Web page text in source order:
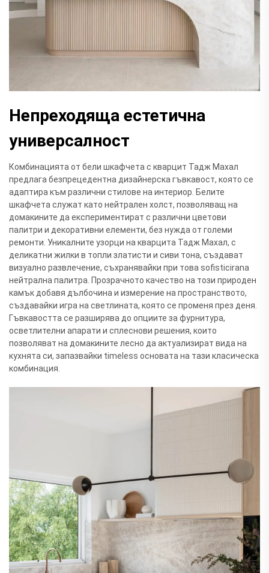
Непреходяща естетична
универсалност
Комбинацията от бели шкафчета с кварцит Тадж Махал
предлага безпрецедентна дизайнерска гъвкавост, която се
адаптира към различни стилове на интериор. Белите
шкафчета служат като нейтрален холст, позволяващ на
домакините да експериментират с различни цветови
палитри и декоративни елементи, без нужда от големи
ремонти. Уникалните узорци на кварцита Тадж Махал, с
деликатни жилки в топли златисти и сиви тона, създават
визуално развлечение, съхранявайки при това sofisticirana
нейтрална палитра. Прозрачното качество на този природен
камък добавя дълбочина и измерение на пространството,
създавайки игра на светлината, която се променя през деня.
Гъвкавостта се разширява до опциите за фурнитура,
осветлителни апарати и сплеснови решения, които
позволяват на домакините лесно да актуализират вида на
кухнята си, запазвайки timeless основата на тази класическа
комбинация.